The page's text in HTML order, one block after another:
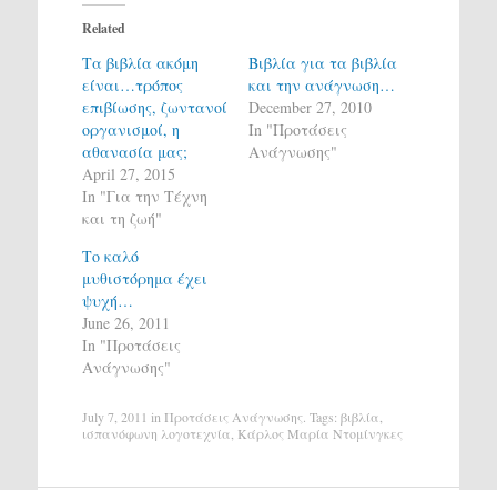
Related
Τα βιβλία ακόμη
είναι…τρόπος
επιβίωσης, ζωντανοί
οργανισμοί, η
αθανασία μας;
April 27, 2015
In "Για την Τέχνη
και τη ζωή"
Βιβλία για τα βιβλία
και την ανάγνωση…
December 27, 2010
In "Προτάσεις
Ανάγνωσης"
Το καλό
μυθιστόρημα έχει
ψυχή…
June 26, 2011
In "Προτάσεις
Ανάγνωσης"
July 7, 2011 in Προτάσεις Ανάγνωσης. Tags: βιβλία
ισπανόφωνη λογοτεχνία Κάρλος Μαρία Ντομίνγκες